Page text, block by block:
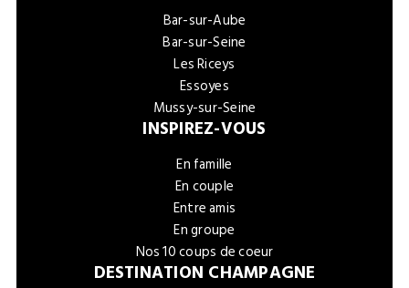
Bar-sur-Aube
Bar-sur-Seine
Les Riceys
Essoyes
Mussy-sur-Seine
INSPIREZ-VOUS
En famille
En couple
Entre amis
En groupe
Nos 10 coups de coeur
DESTINATION CHAMPAGNE